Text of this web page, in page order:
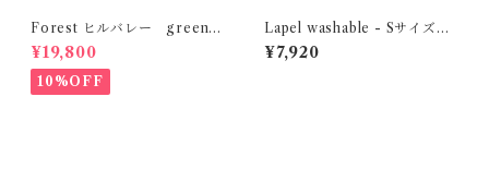
Forest ヒルバレー green s
enses
¥19,800
10%OFF
Lapel washable - Sサイズ
MOBJE
¥7,920